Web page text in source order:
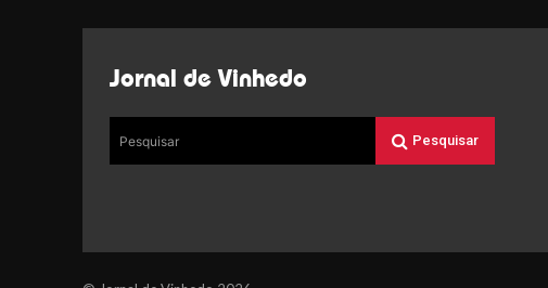
Jornal de Vinhedo
Pesquisar Pesquisar